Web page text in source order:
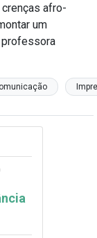
afro-
um
professora